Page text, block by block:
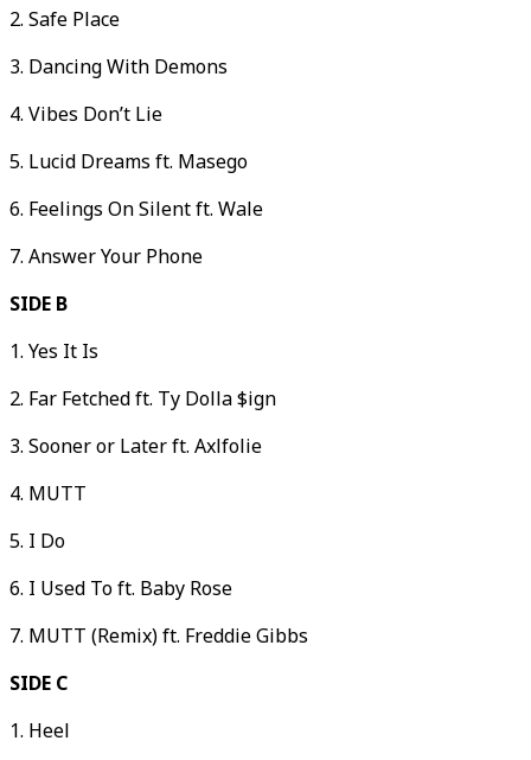
2. Safe Place
3. Dancing With Demons
4. Vibes Don’t Lie
5. Lucid Dreams ft. Masego
6. Feelings On Silent ft. Wale
7. Answer Your Phone
SIDE B
1. Yes It Is
2. Far Fetched ft. Ty Dolla $ign
3. Sooner or Later ft. Axlfolie
4. MUTT
5. I Do
6. I Used To ft. Baby Rose
7. MUTT (Remix) ft. Freddie Gibbs
SIDE C
1. Heel